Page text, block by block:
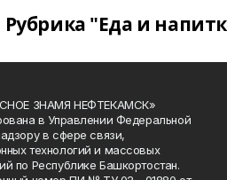
Рубрика "Еда и
ЗНАМЯ НЕФТЕКАМСК»
в Управлении Федеральной
в сфере связи,
технологий и массовых
по Республике Башкортостан.